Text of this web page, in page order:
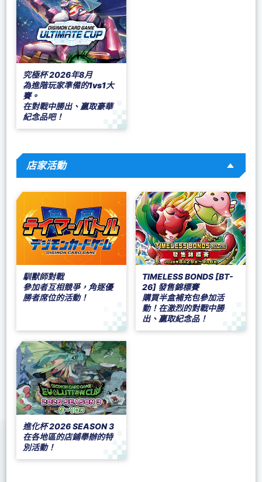
究極杯 2026年8月
為進階玩家準備的1vs1大
賽。
在對戰中勝出、贏取豪華
紀念品吧！
店家活動
馴獸師對戰
參加者互相競爭，角逐優
勝者席位的活動！
TIMELESS BONDS [BT-
26] 發售錦標賽
購買半盒補充包參加活
動！在激烈的對戰中勝
出、贏取紀念品！
進化杯 2026 SEASON 3
在各地區的店鋪舉辦的特
別活動！